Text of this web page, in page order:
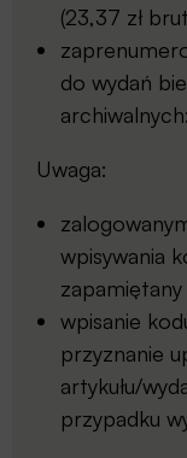
(23,37 zł
do wydań
Uwaga:
wpisywania
wpisanie
przyznanie
artykułu/
przypadku